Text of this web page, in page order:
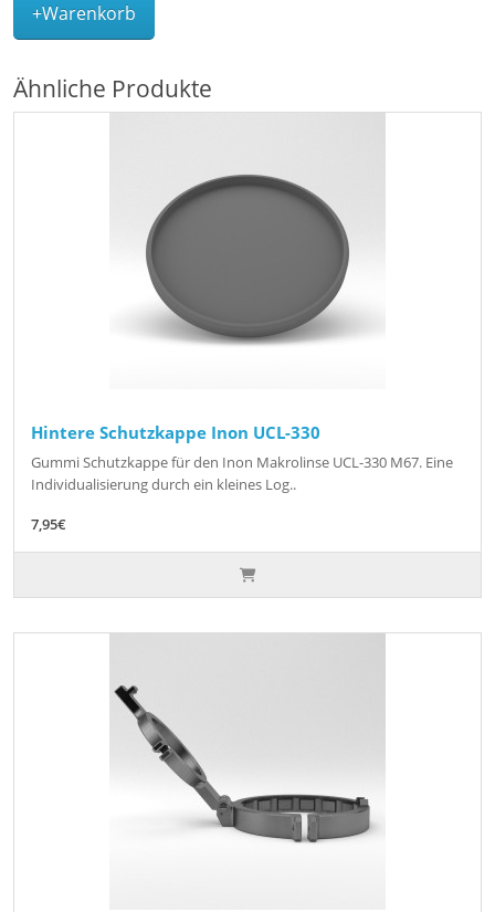
+Warenkorb
Ähnliche Produkte
Hintere Schutzkappe Inon UCL-330
Gummi Schutzkappe für den Inon Makrolinse UCL-330 M67. Eine
Individualisierung durch ein kleines Log..
7,95€